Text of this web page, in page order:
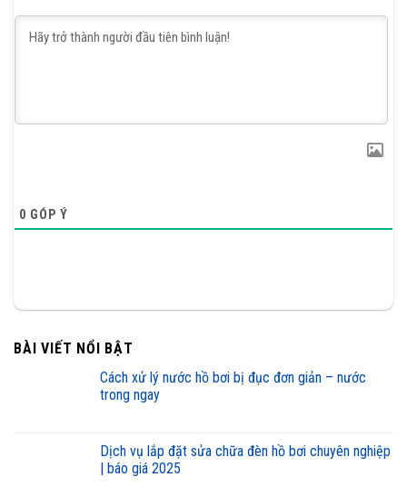
0 GÓP Ý
BÀI VIẾT NỔI BẬT
cách xử lý nước hồ bơi bị đục đơn giản – nước
trong ngay
dịch vụ lắp đặt sửa chữa đèn hồ bơi chuyên nghiệp
| báo giá 2025